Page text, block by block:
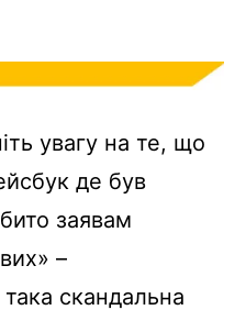
увагу на те, що
де був
заявам
–
скандальна